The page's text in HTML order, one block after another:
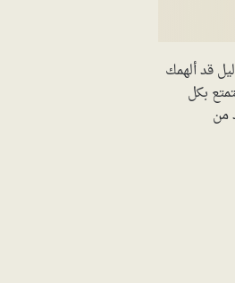
قد ألهمك
بكل
من